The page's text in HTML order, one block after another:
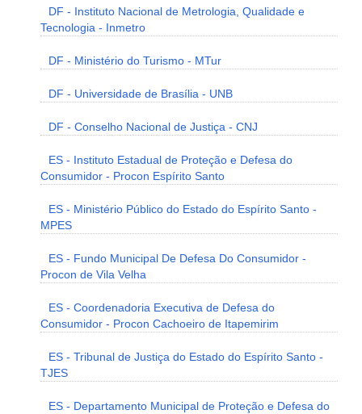
DF - Instituto Nacional de Metrologia, Qualidade e
Tecnologia - Inmetro
DF - Ministério do Turismo - MTur
DF - Universidade de Brasília - UNB
DF - Conselho Nacional de Justiça - CNJ
ES - Instituto Estadual de Proteção e Defesa do
Consumidor - Procon Espírito Santo
ES - Ministério Público do Estado do Espírito Santo -
MPES
ES - Fundo Municipal De Defesa Do Consumidor -
Procon de Vila Velha
ES - Coordenadoria Executiva de Defesa do
Consumidor - Procon Cachoeiro de Itapemirim
ES - Tribunal de Justiça do Estado do Espírito Santo -
TJES
ES - Departamento Municipal de Proteção e Defesa do